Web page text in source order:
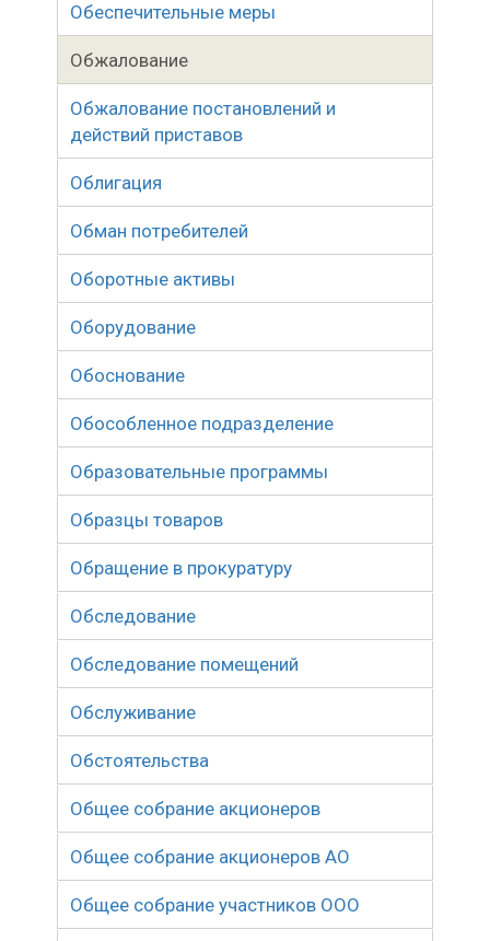
Обеспечительные меры
Обжалование
Обжалование постановлений и
действий приставов
Облигация
Обман потребителей
Оборотные активы
Оборудование
Обоснование
Обособленное подразделение
Образовательные программы
Образцы товаров
Обращение в прокуратуру
Обследование
Обследование помещений
Обслуживание
Обстоятельства
Общее собрание акционеров
Общее собрание акционеров АО
Общее собрание участников ООО